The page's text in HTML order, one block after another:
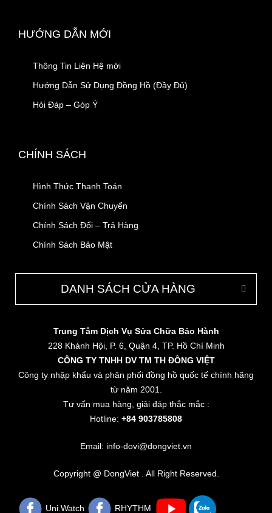
HƯỚNG DẪN MỚI
Thông Tin Liên Hệ mới
Hướng Dẫn Sử Dụng Đồng Hồ (Đầy Đủ)
Hỏi Đáp – Góp Ý
CHÍNH SÁCH
Hình Thức Thanh Toán
Chính Sách Vận Chuyển
Chính Sách Đổi – Trả Hàng
Chính Sách Bảo Mật
DANH SÁCH CỬA HÀNG
Trung Tâm Dịch Vụ Sửa Chữa Bảo Hành
228 Khánh Hội, P. 6, Quận 4, TP. Hồ Chí Minh
CÔNG TY TNHH DV TM TH ĐỒNG VIỆT
Công ty nhập khẩu và phân phối đồng hồ quốc tế chính hãng
từ năm 2001.
Tư vấn mua hàng, giải đáp thắc mắc :
Hotline: +84 903785808
Email: info-dovi@dongviet.vn
Copyright @ DongViet . All Right Reserved.
Uni.Watch RHYTHM